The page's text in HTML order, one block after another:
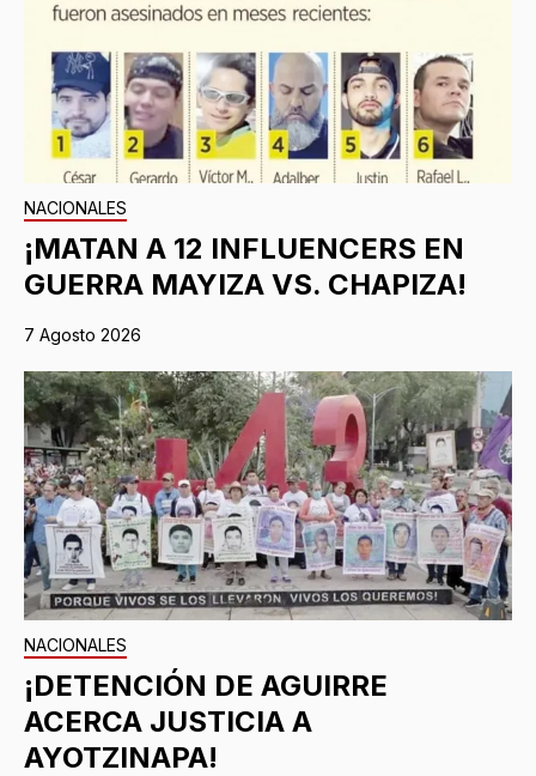
NACIONALES
¡MATAN A 12 INFLUENCERS EN
GUERRA MAYIZA VS. CHAPIZA!
7 Agosto 2026
NACIONALES
¡DETENCIÓN DE AGUIRRE
ACERCA JUSTICIA A
AYOTZINAPA!